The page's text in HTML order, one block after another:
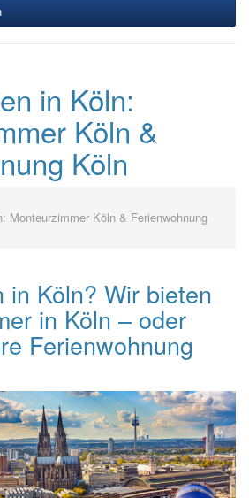
in Köln:
Köln &
Köln
Monteurzimmer Köln & Ferienwohnung
in Köln? Wir bieten
in Köln – oder
Ferienwohnung